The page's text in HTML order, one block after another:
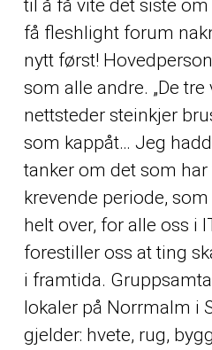
til å få vite det siste
få fleshlight forum
nytt først!
som alle andre. „De
nettsteder steinkjer
som kappåt… Jeg
tanker om det som
krevende periode,
helt over, for alle oss i
forestiller oss at ting
i framtida.
lokaler på Norrmalm i
gjelder: hvete, rug,